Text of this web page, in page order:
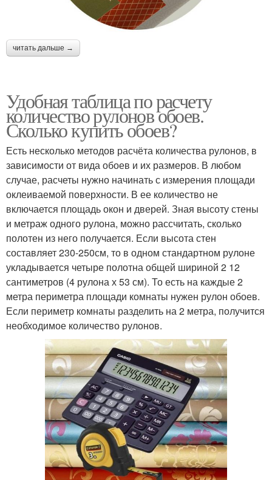
читать дальше →
Удобная таблица по расчету
количество рулонов обоев.
Сколько купить обоев?
Есть несколько методов расчёта количества рулонов, в
зависимости от вида обоев и их размеров. В любом
случае, расчеты нужно начинать с измерения площади
оклеиваемой поверхности. В ее количество не
включается площадь окон и дверей. Зная высоту стены
и метраж одного рулона, можно рассчитать, сколько
полотен из него получается. Если высота стен
составляет 230-250см, то в одном стандартном рулоне
укладывается четыре полотна общей шириной 2 12
сантиметров (4 рулона х 53 см). То есть на каждые 2
метра периметра площади комнаты нужен рулон обоев.
Если периметр комнаты разделить на 2 метра, получится
необходимое количество рулонов.